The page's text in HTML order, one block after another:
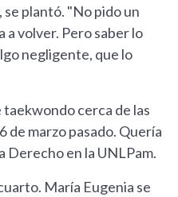
plantó. "No pido un
a volver. Pero saber lo
negligente, que lo
taekwondo cerca de las
de marzo pasado. Quería
Derecho en la UNLPam.
María Eugenia se